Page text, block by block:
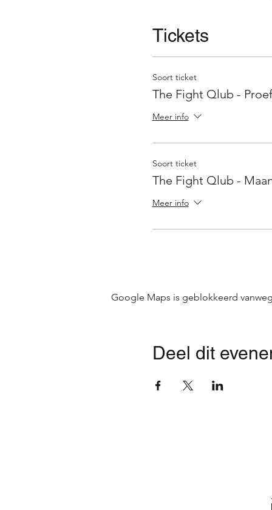
Tickets
Soort ticket
The Fight Qlub -
Meer info
Soort ticket
The Fight Qlub -
Meer info
Google Maps is geblokkeerd
Deel dit